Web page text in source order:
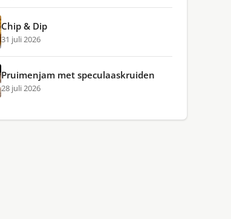
Chip & Dip
31 juli 2026
Pruimenjam met speculaaskruiden
28 juli 2026